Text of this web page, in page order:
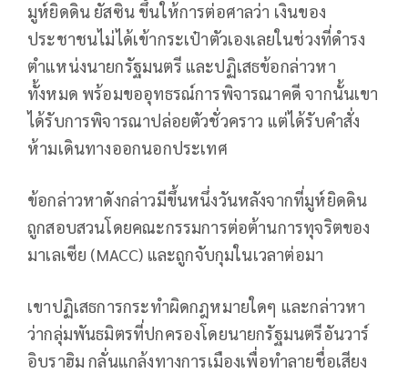
มูห์ยิดดิน ยัสซิน ขึ้นให้การต่อศาลว่า เงินของ
ประชาชนไม่ได้เข้ากระเป๋าตัวเองเลยในช่วงที่ดำรง
ตำแหน่งนายกรัฐมนตรี และปฏิเสธข้อกล่าวหา
ทั้งหมด พร้อมขออุทธรณ์การพิจารณาคดี จากนั้นเขา
ได้รับการพิจารณาปล่อยตัวชั่วคราว แต่ได้รับคำสั่ง
ห้ามเดินทางออกนอกประเทศ
ข้อกล่าวหาดังกล่าวมีขึ้นหนึ่งวันหลังจากที่มูห์ยิดดิน
ถูกสอบสวนโดยคณะกรรมการต่อต้านการทุจริตของ
มาเลเซีย (MACC) และถูกจับกุมในเวลาต่อมา
เขาปฏิเสธการกระทำผิดกฎหมายใดๆ และกล่าวหา
ว่ากลุ่มพันธมิตรที่ปกครองโดยนายกรัฐมนตรีอันวาร์
อิบราฮิม กลั่นแกล้งทางการเมืองเพื่อทำลายชื่อเสียง